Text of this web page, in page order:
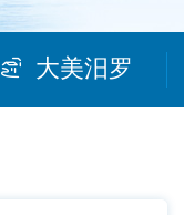
大美汨罗